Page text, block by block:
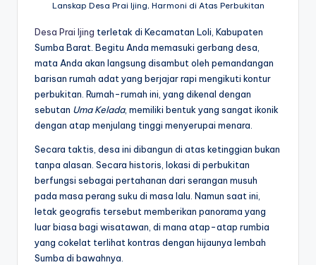
Lanskap Desa Prai Ijing, Harmoni di Atas Perbukitan
Desa Prai Ijing terletak di Kecamatan Loli, Kabupaten
Sumba Barat. Begitu Anda memasuki gerbang desa,
mata Anda akan langsung disambut oleh pemandangan
barisan rumah adat yang berjajar rapi mengikuti kontur
perbukitan. Rumah-rumah ini, yang dikenal dengan
sebutan Uma Kelada, memiliki bentuk yang sangat ikonik
dengan atap menjulang tinggi menyerupai menara.
Secara taktis, desa ini dibangun di atas ketinggian bukan
tanpa alasan. Secara historis, lokasi di perbukitan
berfungsi sebagai pertahanan dari serangan musuh
pada masa perang suku di masa lalu. Namun saat ini,
letak geografis tersebut memberikan panorama yang
luar biasa bagi wisatawan, di mana atap-atap rumbia
yang cokelat terlihat kontras dengan hijaunya lembah
Sumba di bawahnya.